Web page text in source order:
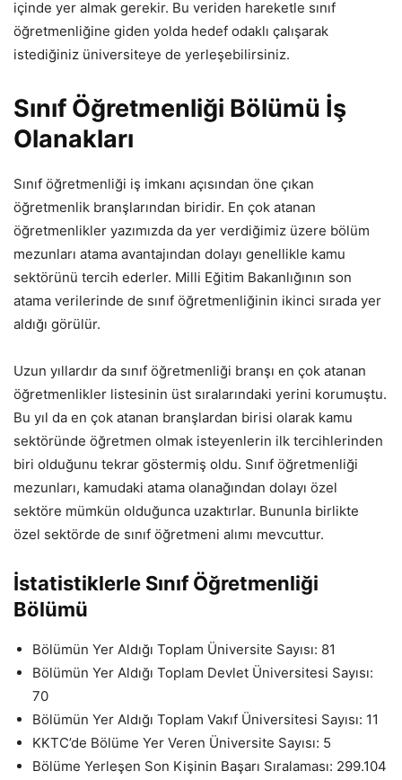
içinde yer almak gerekir. Bu veriden hareketle sınıf
öğretmenliğine giden yolda hedef odaklı çalışarak
istediğiniz üniversiteye de yerleşebilirsiniz.
Sınıf Öğretmenliği Bölümü İş
Olanakları
Sınıf öğretmenliği iş imkanı açısından öne çıkan
öğretmenlik branşlarından biridir. En çok atanan
öğretmenlikler yazımızda da yer verdiğimiz üzere bölüm
mezunları atama avantajından dolayı genellikle kamu
sektörünü tercih ederler. Milli Eğitim Bakanlığının son
atama verilerinde de sınıf öğretmenliğinin ikinci sırada yer
aldığı görülür.
Uzun yıllardır da sınıf öğretmenliği branşı en çok atanan
öğretmenlikler listesinin üst sıralarındaki yerini korumuştu.
Bu yıl da en çok atanan branşlardan birisi olarak kamu
sektöründe öğretmen olmak isteyenlerin ilk tercihlerinden
biri olduğunu tekrar göstermiş oldu. Sınıf öğretmenliği
mezunları, kamudaki atama olanağından dolayı özel
sektöre mümkün olduğunca uzaktırlar. Bununla birlikte
özel sektörde de sınıf öğretmeni alımı mevcuttur.
İstatistiklerle Sınıf Öğretmenliği
Bölümü
Bölümün Yer Aldığı Toplam Üniversite Sayısı: 81
Bölümün Yer Aldığı Toplam Devlet Üniversitesi Sayısı:
70
Bölümün Yer Aldığı Toplam Vakıf Üniversitesi Sayısı: 11
KKTC’de Bölüme Yer Veren Üniversite Sayısı: 5
Bölüme Yerleşen Son Kişinin Başarı Sıralaması: 299.104